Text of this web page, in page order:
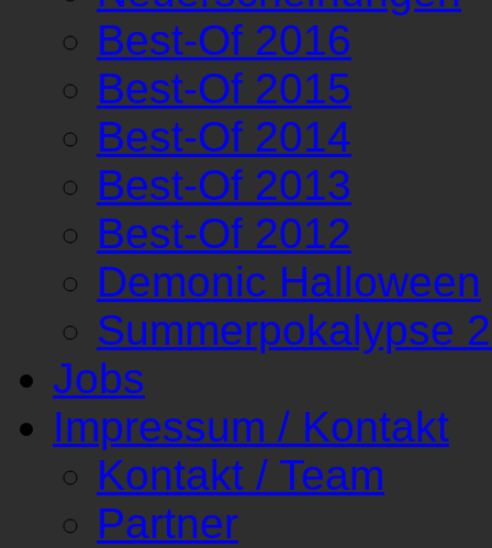
Best-Of 2016
Best-Of 2015
Best-Of 2014
Best-Of 2013
Best-Of 2012
Demonic Halloween
Summerpokalypse
Jobs
Impressum / Kontakt
Kontakt / Team
Partner